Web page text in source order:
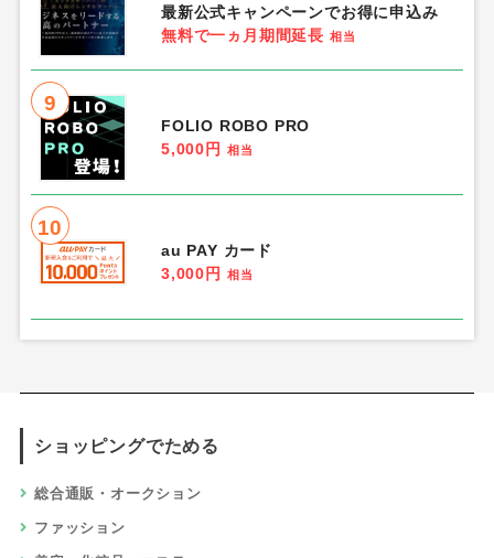
最新公式キャンペーンでお得に申込み
無料で一ヵ月期間延長 相当
9
FOLIO ROBO PRO
5,000円
相当
10
au PAY カード
3,000円
相当
ショッピングでためる
総合通販・オークション
ファッション